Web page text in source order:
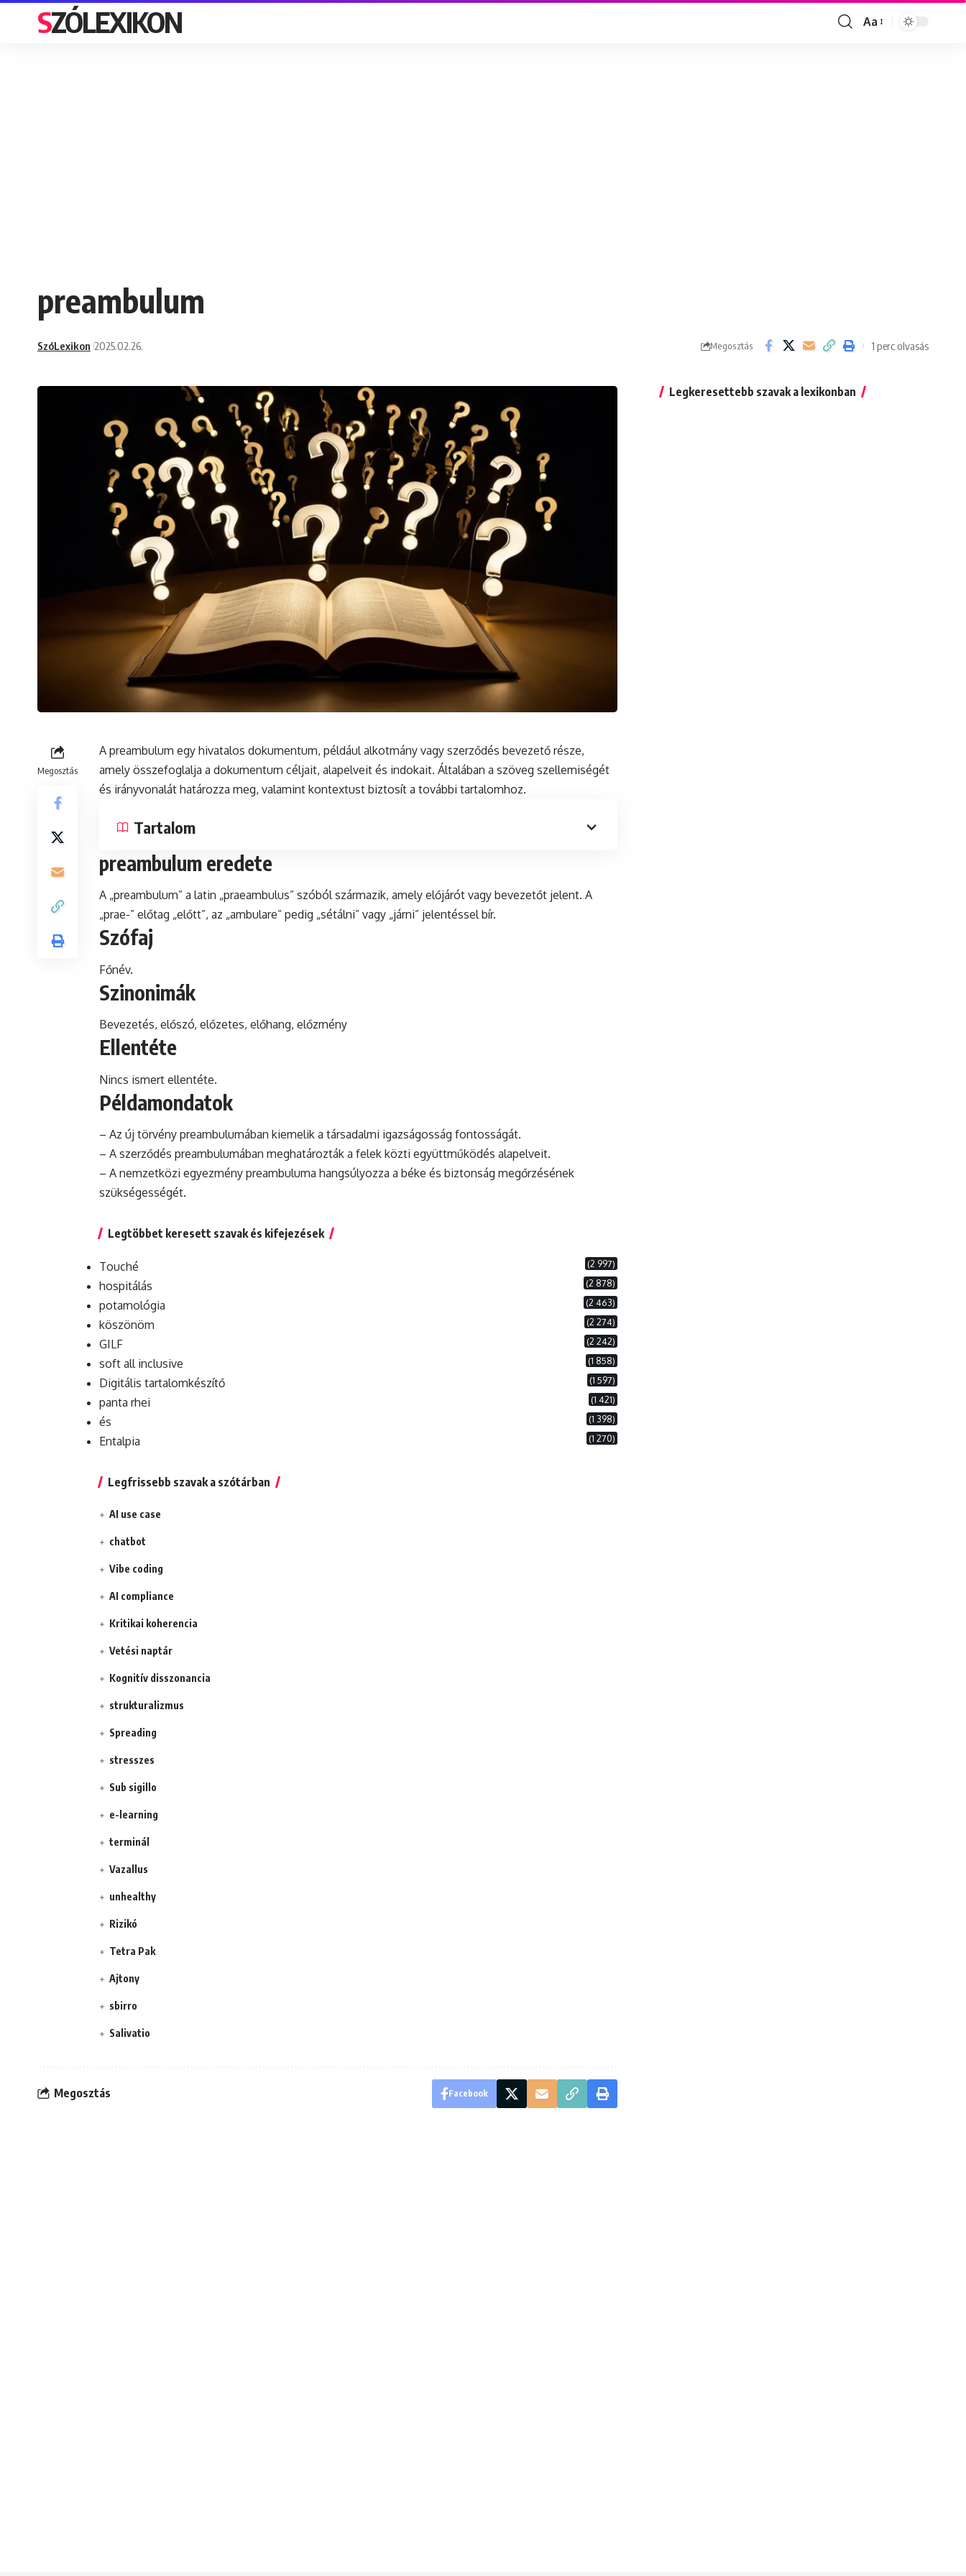
SZÓLEXIKON
Font
Aa
preambulum
SzóLexikon 2025.02.26. Megosztás 1 perc olvasás
Megosztás
A preambulum egy hivatalos dokumentum, például alkotmány vagy szerződés bevezető része,
amely összefoglalja a dokumentum céljait, alapelveit és indokait. Általában a szöveg szellemiségét
és irányvonalát határozza meg, valamint kontextust biztosít a további tartalomhoz.
Tartalom
preambulum eredete
A „preambulum” a latin „praeambulus” szóból származik, amely előjárót vagy bevezetőt jelent. A
„prae-” előtag „előtt”, az „ambulare” pedig „sétálni” vagy „járni” jelentéssel bír.
Szófaj
Főnév.
Szinonimák
Bevezetés, előszó, előzetes, előhang, előzmény
Ellentéte
Nincs ismert ellentéte.
Példamondatok
– Az új törvény preambulumában kiemelik a társadalmi igazságosság fontosságát.
– A szerződés preambulumában meghatározták a felek közti együttműködés alapelveit.
– A nemzetközi egyezmény preambuluma hangsúlyozza a béke és biztonság megőrzésének
szükségességét.
Legtöbbet keresett szavak és kifejezések
Touché (2 997)
hospitálás (2 878)
potamológia (2 463)
köszönöm (2 274)
GILF (2 242)
soft all inclusive (1 858)
Digitális tartalomkészítő (1 597)
panta rhei (1 421)
és (1 398)
Entalpia (1 270)
Legfrissebb szavak a szótárban
AI use case
chatbot
Vibe coding
AI compliance
Kritikai koherencia
Vetési naptár
Kognitív disszonancia
strukturalizmus
Spreading
stresszes
Sub sigillo
e-learning
terminál
Vazallus
unhealthy
Rizikó
Tetra Pak
Ajtony
sbirro
Salivatio
Megosztás Facebook
Legkeresettebb szavak a lexikonban